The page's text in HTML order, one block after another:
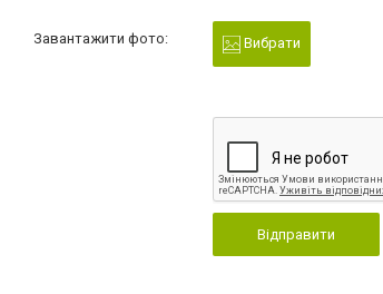
Завантажити фото: Вибрати
Відправити